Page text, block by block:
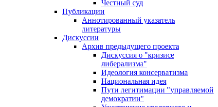
Честный суд
Публикации
Аннотированный указатель
литературы
Дискуссии
Архив предыдущего проекта
Дискуссия о "кризисе
либерализма"
Идеология консерватизма
Национальная идея
Пути легитимации "управляемой
демократии"